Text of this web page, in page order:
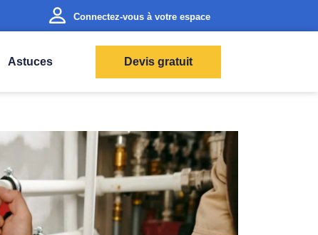
Connectez-vous à votre espace
Astuces Devis gratuit